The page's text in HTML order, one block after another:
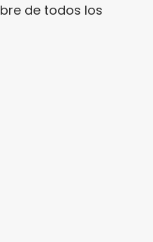
de todos los